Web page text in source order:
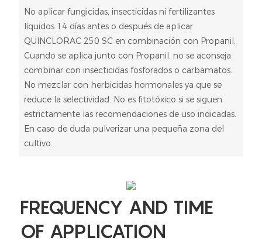
No aplicar fungicidas, insecticidas ni fertilizantes
líquidos 14 días antes o después de aplicar
QUINCLORAC 250 SC en combinación con Propanil.
Cuando se aplica junto con Propanil, no se aconseja
combinar con insecticidas fosforados o carbamatos.
No mezclar con herbicidas hormonales ya que se
reduce la selectividad. No es fitotóxico si se siguen
estrictamente las recomendaciones de uso indicadas.
En caso de duda pulverizar una pequeña zona del
cultivo.
FREQUENCY AND TIME
OF APPLICATION